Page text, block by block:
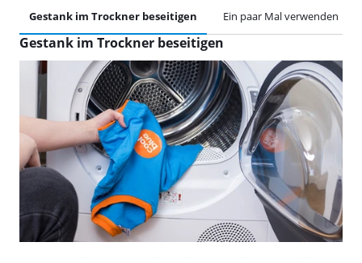
Gestank im Trockner beseitigen Ein paar Mal verwenden
Gestank im Trockner beseitigen